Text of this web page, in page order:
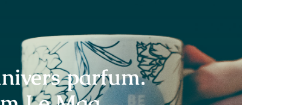
parfum.